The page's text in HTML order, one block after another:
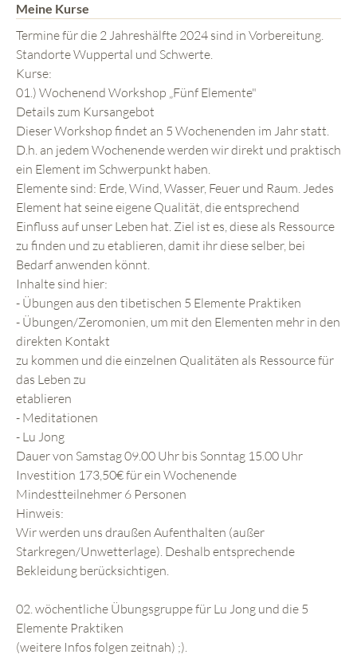
Meine Kurse
Termine für die 2 Jahreshälfte 2024 sind in Vorbereitung.
Standorte Wuppertal und Schwerte.
Kurse:
01.) Wochenend Workshop „Fünf Elemente"
Details zum Kursangebot
Dieser Workshop findet an 5 Wochenenden im Jahr statt.
D.h. an jedem Wochenende werden wir direkt und praktisch
ein Element im Schwerpunkt haben.
Elemente sind: Erde, Wind, Wasser, Feuer und Raum. Jedes
Element hat seine eigene Qualität, die entsprechend
Einfluss auf unser Leben hat. Ziel ist es, diese als Ressource
zu finden und zu etablieren, damit ihr diese selber, bei
Bedarf anwenden könnt.
Inhalte sind hier:
- Übungen aus den tibetischen 5 Elemente Praktiken
- Übungen/Zeromonien, um mit den Elementen mehr in den
direkten Kontakt
zu kommen und die einzelnen Qualitäten als Ressource für
das Leben zu
etablieren
- Meditationen
- Lu Jong
Dauer von Samstag 09.00 Uhr bis Sonntag 15.00 Uhr
Investition 173,50€ für ein Wochenende
Mindestteilnehmer 6 Personen
Hinweis:
Wir werden uns draußen Aufenthalten (außer
Starkregen/Unwetterlage). Deshalb entsprechende
Bekleidung berücksichtigen.
02. wöchentliche Übungsgruppe für Lu Jong und die 5
Elemente Praktiken
(weitere Infos folgen zeitnah) ;).